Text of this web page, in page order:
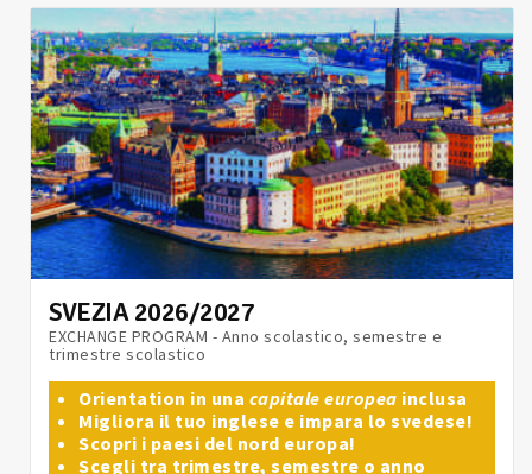
SVEZIA 2026/2027
EXCHANGE PROGRAM - Anno scolastico, semestre e
trimestre scolastico
Orientation in una capitale europea inclusa
Migliora il tuo inglese e impara lo svedese!
Scopri i paesi del nord europa!
Scegli tra trimestre, semestre o anno